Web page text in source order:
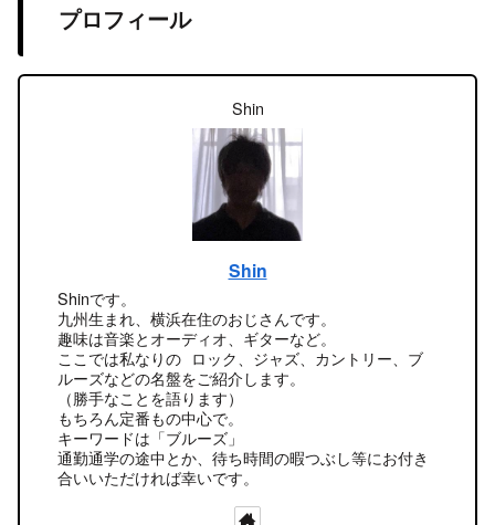
プロフィール
Shin
Shin
Shinです。
九州生まれ、横浜在住のおじさんです。
趣味は音楽とオーディオ、ギターなど。
ここでは私なりの ロック、ジャズ、カントリー、ブ
ルーズなどの名盤をご紹介します。
（勝手なことを語ります）
もちろん定番もの中心で。
キーワードは「ブルーズ」
通勤通学の途中とか、待ち時間の暇つぶし等にお付き
合いいただければ幸いです。